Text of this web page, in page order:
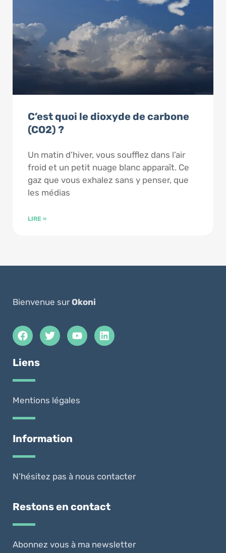
C’est quoi le dioxyde de carbone
(CO2) ?
Un matin d’hiver, vous soufflez dans l’air
froid et un petit nuage blanc apparaît. Ce
gaz que vous exhalez sans y penser, que
les médias
LIRE »
Bienvenue surOkoni
Liens
Mentions légales
Information
N’hésitez pas à nous contacter
Restons en contact
Abonnez vous à ma newsletter